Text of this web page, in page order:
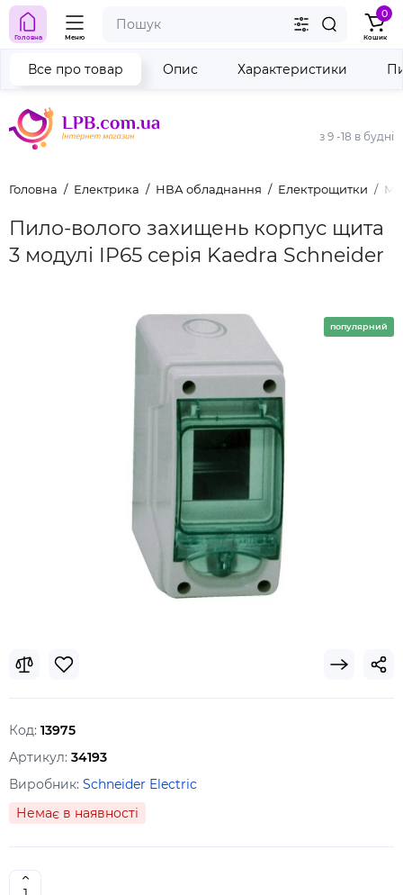
з 9 -18 в будні
Головна Меню
0
Кошик
Головна Електрика НВА обладнання Електрощитки
Пило-волого захищень корпус щита
3 модулі IP65 серія Kaedra Schneider
Все про товар Опис Характеристики
популярний
Код: 13975
Артикул: 34193
Виробник: Schneider Electric
Немає в наявності